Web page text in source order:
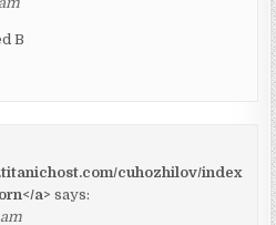
B
cuhozhilov/index
a> says: